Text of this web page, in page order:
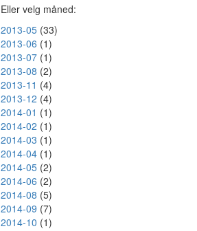
Eller velg måned:
2013-05(33)
2013-06 (1)
2013-07(1)
2013-08 (2)
2013-11 (4)
2013-12 (4)
2014-01 (1)
2014-02 (1)
2014-03 (1)
2014-04(1)
2014-05(2)
2014-06 (2)
2014-08 (5)
2014-09 (7)
2014-10 (1)